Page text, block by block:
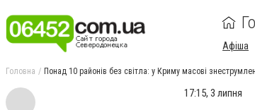
Афіша
Головна Понад 10 районів без світла: у Криму масові
17:15, 3 липня